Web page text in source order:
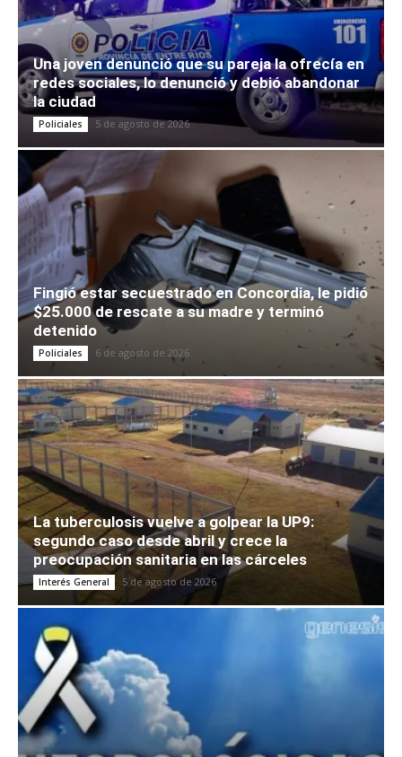
Una joven denunció que su pareja la ofrecía en
redes sociales, lo denunció y debió abandonar
la ciudad
Policiales 5 de agosto de 2026
Fingió estar secuestrado en Concordia, le pidió
$25.000 de rescate a su madre y terminó
detenido
Policiales 6 de agosto de 2026
La tuberculosis vuelve a golpear la UP9:
segundo caso desde abril y crece la
preocupación sanitaria en las cárceles
Interés General 5 de agosto de 2026